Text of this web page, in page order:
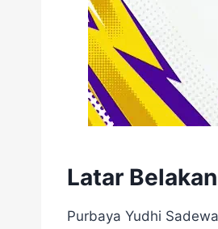
Latar
Purbaya Yudhi